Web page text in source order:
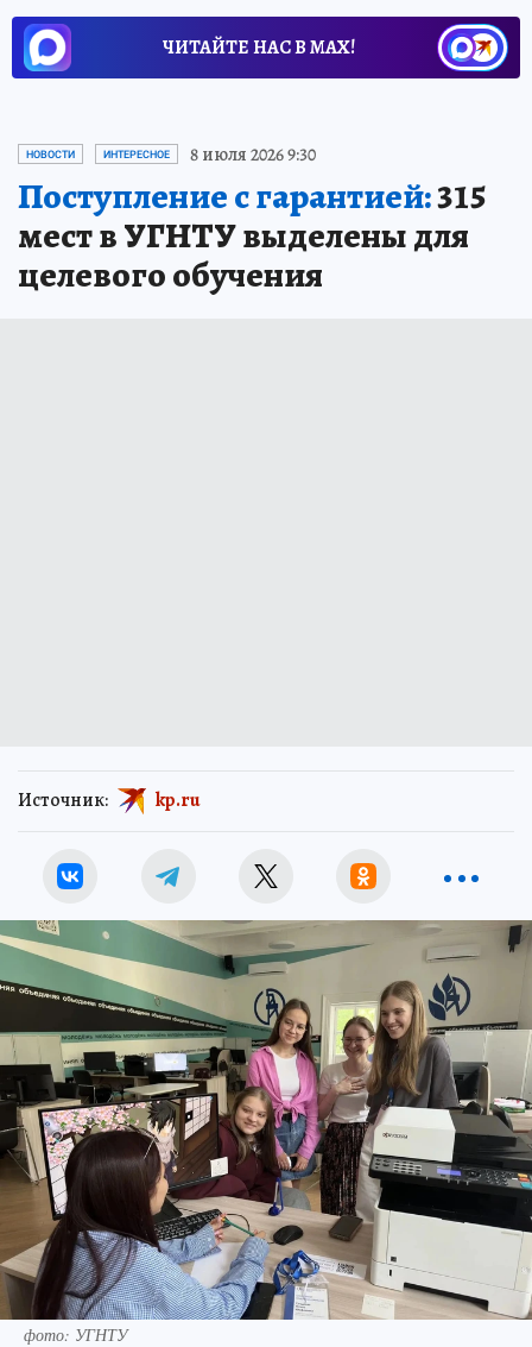
ЧИТАЙТЕ НАС В МАХ!
НОВОСТИ ИНТЕРЕСНОЕ 8 июля 2026 9:30
Поступление с гарантией:315
мест в УГНТУ выделены для
целевого обучения
Источник: kp.ru
фото: УГНТУ